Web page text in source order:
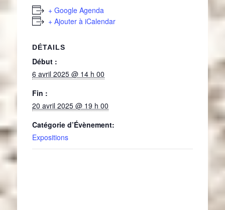
+ Google Agenda
+ Ajouter à iCalendar
DÉTAILS
Début :
6 avril 2025 @ 14 h 00
Fin :
20 avril 2025 @ 19 h 00
Catégorie d’Évènement:
Expositions